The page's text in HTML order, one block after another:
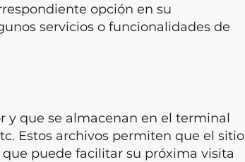
opción en su
servicios o funcionalidades de
y que se almacenan en el terminal
Estos archivos permiten que el sitio
puede facilitar su próxima visita